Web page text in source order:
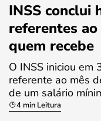
INSS conclui
referentes
quem recebe
O INSS iniciou em
referente ao mês
de um salário
4 min Leitura